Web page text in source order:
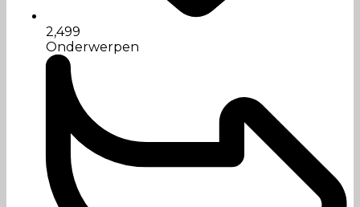
2,499
Onderwerpen